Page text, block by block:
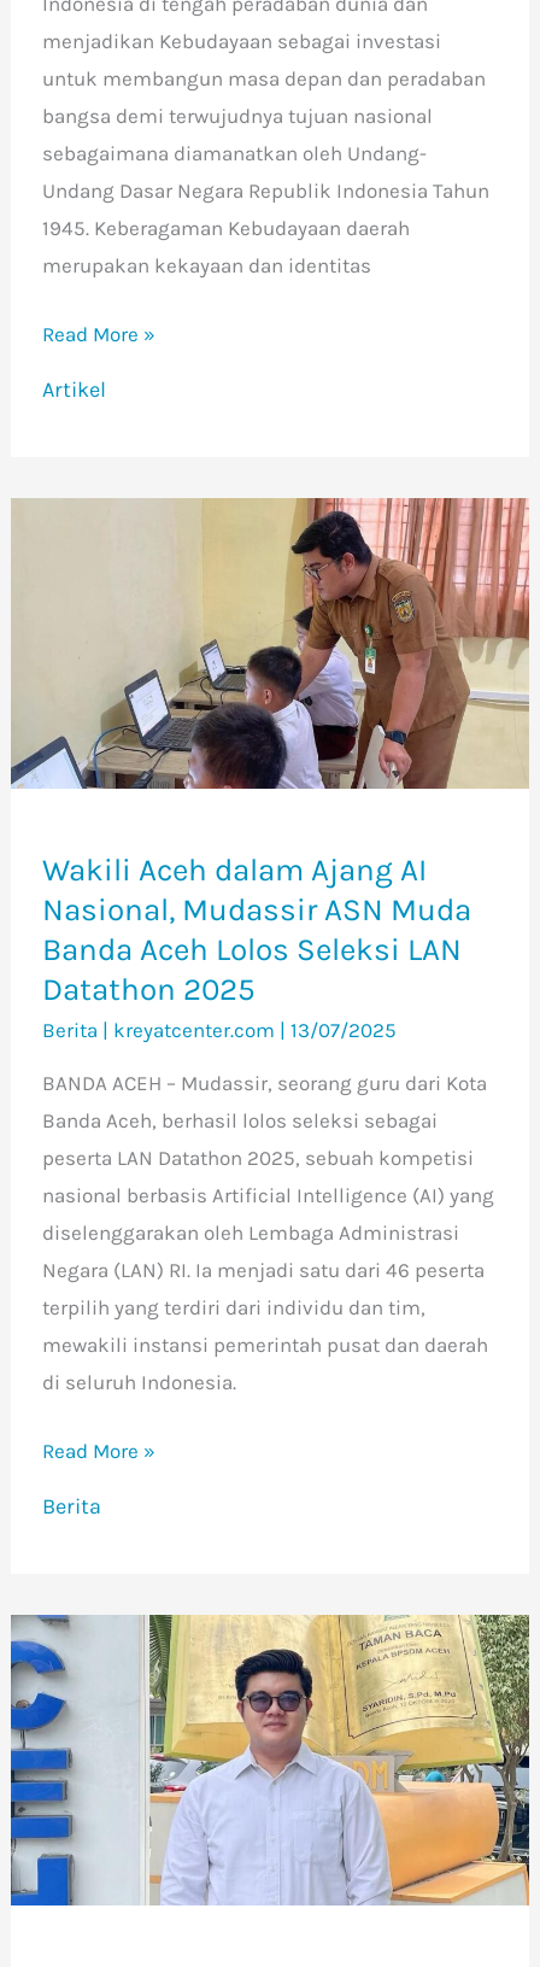
menjadikan Kebudayaan sebagai investasi
untuk membangun masa depan dan peradaban
bangsa demi terwujudnya tujuan nasional
sebagaimana diamanatkan oleh Undang-
Undang Dasar Negara Republik Indonesia Tahun
1945. Keberagaman Kebudayaan daerah
merupakan kekayaan dan identitas
Read More »
Artikel
Wakili Aceh dalam Ajang AI
Nasional, Mudassir ASN Muda
Banda Aceh Lolos Seleksi LAN
Datathon 2025
Berita | kreyatcenter.com | 13/07/2025
BANDA ACEH – Mudassir, seorang guru dari Kota
Banda Aceh, berhasil lolos seleksi sebagai
peserta LAN Datathon 2025, sebuah kompetisi
nasional berbasis Artificial Intelligence (AI) yang
diselenggarakan oleh Lembaga Administrasi
Negara (LAN) RI. Ia menjadi satu dari 46 peserta
terpilih yang terdiri dari individu dan tim,
mewakili instansi pemerintah pusat dan daerah
di seluruh Indonesia.
Nasional,
Mudassir
ASN
Aceh
Lolos
Seleksi
LAN
Datathon
2025
Read More »
Berita
Dukung
Transformasi
Digital
Pendidikan,
Guru
di
Banda